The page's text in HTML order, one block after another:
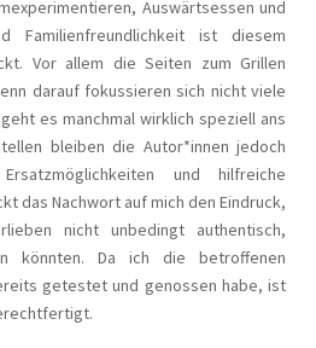
Auswärtsessen und
Familienfreundlichkeit ist diesem
Vor allem die Seiten zum Grillen
darauf fokussieren sich nicht viele
es manchmal wirklich speziell ans
bleiben die Autor*innen jedoch
und hilfreiche
das Nachwort auf mich den Eindruck,
nicht unbedingt authentisch,
könnten. Da ich die betroffenen
getestet und genossen habe, ist